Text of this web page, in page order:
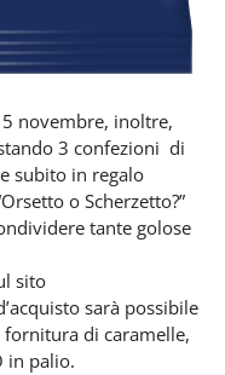
novembre, inoltre,
3 confezioni di
subito in regalo
o Scherzetto?”
tante golose
sito
sarà possibile
di caramelle,
in palio.